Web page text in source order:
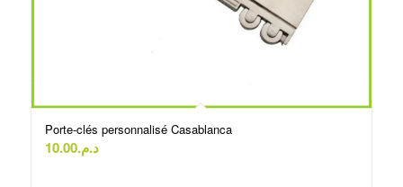
Porte-clés personnalisé Casablanca
د.م.10.00